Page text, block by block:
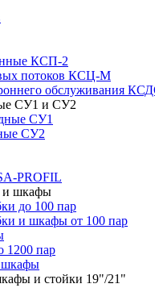
КСП-2
потоков КСЦ-M
обслуживания
СУ1 и СУ2
СУ1
СУ2
PROFIL
и шкафы
до 100 пар
и шкафы от 100 пар
пар
шкафы
и стойки 19"/21"